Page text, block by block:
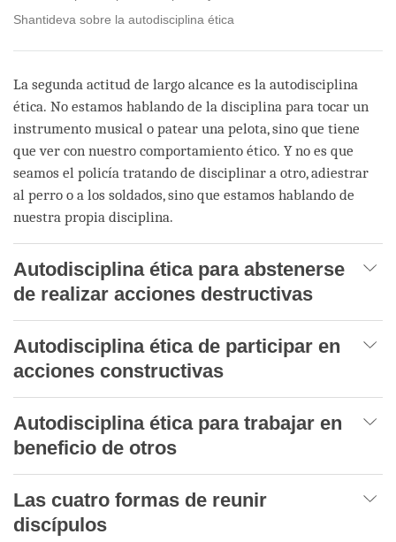
Shantideva sobre la autodisciplina ética
La segunda actitud de largo alcance es la autodisciplina
ética. No estamos hablando de la disciplina para tocar un
instrumento musical o patear una pelota, sino que tiene
que ver con nuestro comportamiento ético. Y no es que
seamos el policía tratando de disciplinar a otro, adiestrar
al perro o a los soldados, sino que estamos hablando de
nuestra propia disciplina.
Autodisciplina ética para abstenerse
de realizar acciones destructivas
Autodisciplina ética de participar en
acciones constructivas
Autodisciplina ética para trabajar en
beneficio de otros
Las cuatro formas de reunir
discípulos